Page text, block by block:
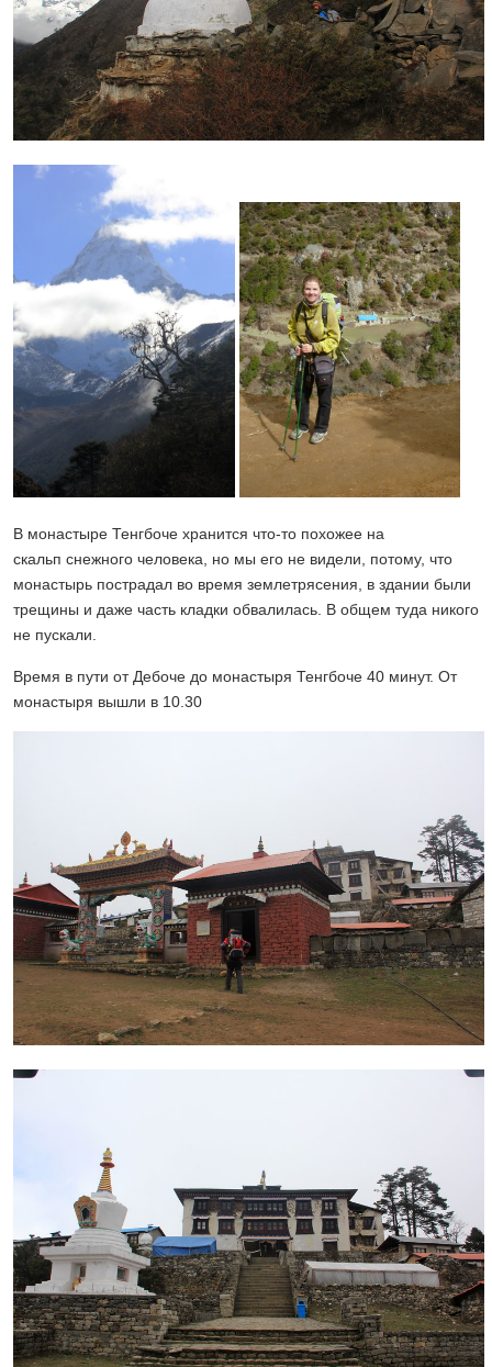
В монастыре Тенгбоче хранится что-то похожее на
скальп снежного человека, но мы его не видели, потому, что
монастырь пострадал во время землетрясения, в здании были
трещины и даже часть кладки обвалилась. В общем туда никого
не пускали.
Время в пути от Дебоче до монастыря Тенгбоче 40 минут. От
монастыря вышли в 10.30